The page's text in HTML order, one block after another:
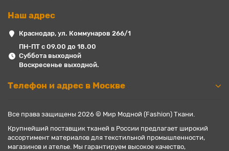
Наш адрес
Краснодар, ул. Коммунаров 266/1
ПН-ПТ с 09.00 до 18.00
Суббота выходной
Воскресенье выходной.
Телефон и адрес в Москве
Все права защищены 2026 © Мир Модной (Fashion) Ткани.
Крупнейший поставщик тканей в России предлагает широкий
ассортимент материалов для текстильной промышленности,
магазинов и ателье. Мы гарантируем высокое качество,